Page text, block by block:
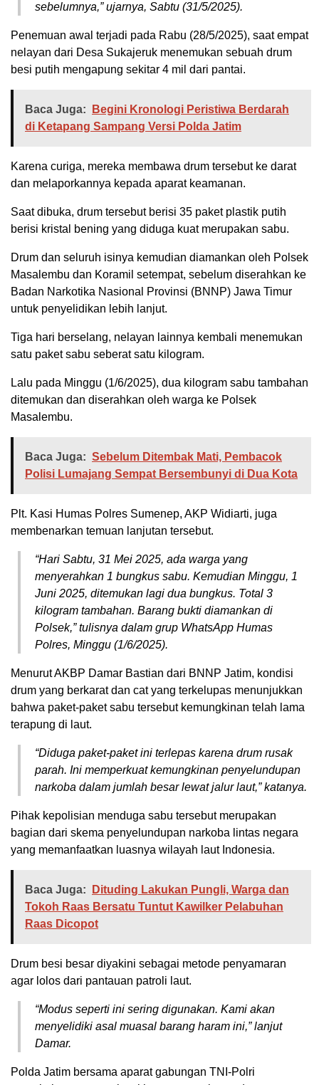
sebelumnya,” ujarnya, Sabtu (31/5/2025).
Penemuan awal terjadi pada Rabu (28/5/2025), saat empat
nelayan dari Desa Sukajeruk menemukan sebuah drum
besi putih mengapung sekitar 4 mil dari pantai.
Baca Juga:
Begini Kronologi Peristiwa Berdarah
di Ketapang Sampang Versi Polda Jatim
Karena curiga, mereka membawa drum tersebut ke darat
dan melaporkannya kepada aparat keamanan.
Saat dibuka, drum tersebut berisi 35 paket plastik putih
berisi kristal bening yang diduga kuat merupakan sabu.
Drum dan seluruh isinya kemudian diamankan oleh Polsek
Masalembu dan Koramil setempat, sebelum diserahkan ke
Badan Narkotika Nasional Provinsi (BNNP) Jawa Timur
untuk penyelidikan lebih lanjut.
Tiga hari berselang, nelayan lainnya kembali menemukan
satu paket sabu seberat satu kilogram.
Lalu pada Minggu (1/6/2025), dua kilogram sabu tambahan
ditemukan dan diserahkan oleh warga ke Polsek
Masalembu.
Baca Juga: Sebelum Ditembak Mati, Pembacok
Polisi Lumajang Sempat Bersembunyi di Dua Kota
Plt. Kasi Humas Polres Sumenep, AKP Widiarti, juga
membenarkan temuan lanjutan tersebut.
“Hari Sabtu, 31 Mei 2025, ada warga yang
menyerahkan 1 bungkus sabu. Kemudian Minggu, 1
Juni 2025, ditemukan lagi dua bungkus. Total 3
kilogram tambahan. Barang bukti diamankan di
Polsek,” tulisnya dalam grup WhatsApp Humas
Polres, Minggu (1/6/2025).
Menurut AKBP Damar Bastian dari BNNP Jatim, kondisi
drum yang berkarat dan cat yang terkelupas menunjukkan
bahwa paket-paket sabu tersebut kemungkinan telah lama
terapung di laut.
“Diduga paket-paket ini terlepas karena drum rusak
parah. Ini memperkuat kemungkinan penyelundupan
narkoba dalam jumlah besar lewat jalur laut,” katanya.
Pihak kepolisian menduga sabu tersebut merupakan
bagian dari skema penyelundupan narkoba lintas negara
yang memanfaatkan luasnya wilayah laut Indonesia.
Baca Juga:
Dituding Lakukan Pungli, Warga dan
Tokoh Raas Bersatu Tuntut Kawilker Pelabuhan
Raas Dicopot
Drum besi besar diyakini sebagai metode penyamaran
agar lolos dari pantauan patroli laut.
“Modus seperti ini sering digunakan. Kami akan
menyelidiki asal muasal barang haram ini,” lanjut
Damar.
Polda Jatim bersama aparat gabungan TNI-Polri